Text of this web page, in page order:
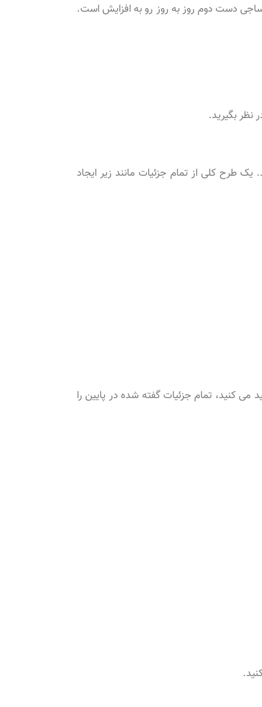
دست دوم روز به روز رو به افزایش است.
بگیرید.
یک طرح کلی از تمام جزئیات مانند زیر ایجاد
می کنید، تمام جزئیات گفته شده در پایین را